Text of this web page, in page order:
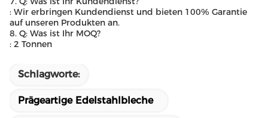
: Wir erbringen Kundendienst und bieten 100% Garantie
auf unseren Produkten an.
8. Q: Was ist Ihr MOQ?
: 2 Tonnen
Schlagworte:
Prägeartige Edelstahlbleche